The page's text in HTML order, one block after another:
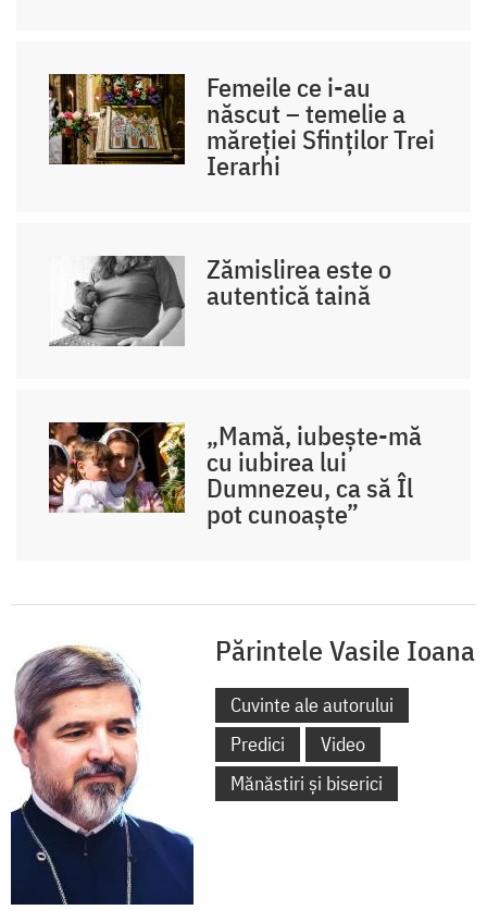
Femeile ce i-au
născut – temelie a
măreției Sfinților Trei
Ierarhi
Zămislirea este o
autentică taină
„Mamă, iubește-mă
cu iubirea lui
Dumnezeu, ca să Îl
pot cunoaște”
Părintele Vasile Ioana
Cuvinte ale autorului
Predici
Video
Mănăstiri și biserici